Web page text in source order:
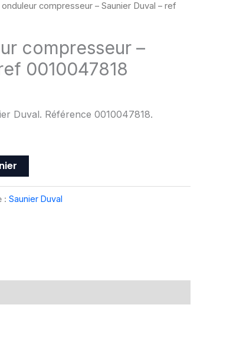
compresseur – Saunier Duval – ref
compresseur –
0010047818
Duval. Référence 0010047818.
: Saunier Duval